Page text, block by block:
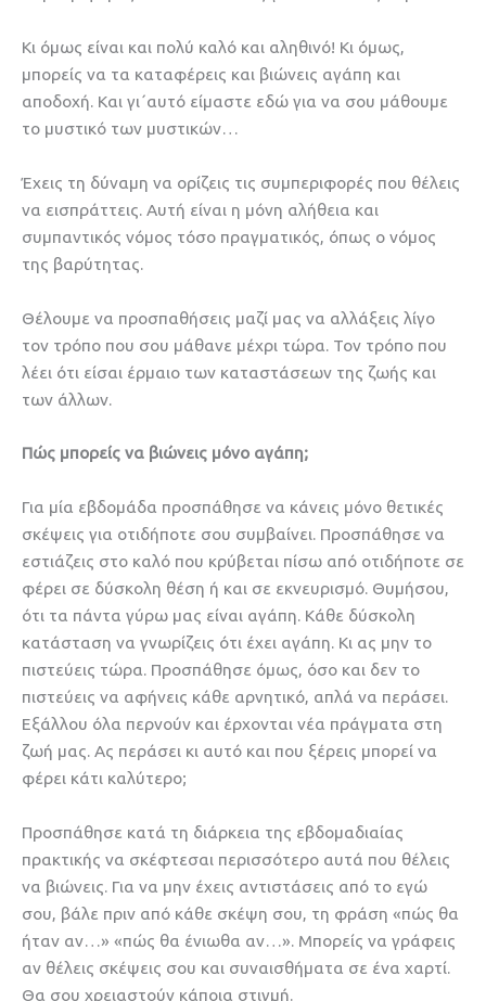
Κι όμως είναι και πολύ καλό και αληθινό! Κι όμως,
μπορείς να τα καταφέρεις και βιώνεις αγάπη και
αποδοχή. Και γι΄αυτό είμαστε εδώ για να σου μάθουμε
το μυστικό των μυστικών…
Έχεις τη δύναμη να ορίζεις τις συμπεριφορές που θέλεις
να εισπράττεις. Αυτή είναι η μόνη αλήθεια και
συμπαντικός νόμος τόσο πραγματικός, όπως ο νόμος
της βαρύτητας.
Θέλουμε να προσπαθήσεις μαζί μας να αλλάξεις λίγο
τον τρόπο που σου μάθανε μέχρι τώρα. Τον τρόπο που
λέει ότι είσαι έρμαιο των καταστάσεων της ζωής και
των άλλων.
Πώς μπορείς να βιώνεις μόνο αγάπη;
Για μία εβδομάδα προσπάθησε να κάνεις μόνο θετικές
σκέψεις για οτιδήποτε σου συμβαίνει. Προσπάθησε να
εστιάζεις στο καλό που κρύβεται πίσω από οτιδήποτε σε
φέρει σε δύσκολη θέση ή και σε εκνευρισμό. Θυμήσου,
ότι τα πάντα γύρω μας είναι αγάπη. Κάθε δύσκολη
κατάσταση να γνωρίζεις ότι έχει αγάπη. Κι ας μην το
πιστεύεις τώρα. Προσπάθησε όμως, όσο και δεν το
πιστεύεις να αφήνεις κάθε αρνητικό, απλά να περάσει.
Εξάλλου όλα περνούν και έρχονται νέα πράγματα στη
ζωή μας. Ας περάσει κι αυτό και που ξέρεις μπορεί να
φέρει κάτι καλύτερο;
Προσπάθησε κατά τη διάρκεια της εβδομαδιαίας
πρακτικής να σκέφτεσαι περισσότερο αυτά που θέλεις
να βιώνεις. Για να μην έχεις αντιστάσεις από το εγώ
σου, βάλε πριν από κάθε σκέψη σου, τη φράση «πώς θα
ήταν αν…» «πώς θα ένιωθα αν…». Μπορείς να γράφεις
αν θέλεις σκέψεις σου και συναισθήματα σε ένα χαρτί.
Θα σου χρειαστούν κάποια στιγμή.